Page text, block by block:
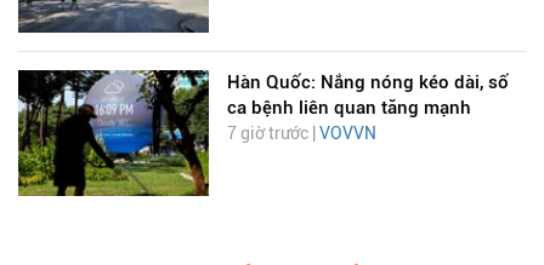
Hàn Quốc: Nắng nóng kéo dài, số
ca bệnh liên quan tăng mạnh
7 giờ trước | VOVVN